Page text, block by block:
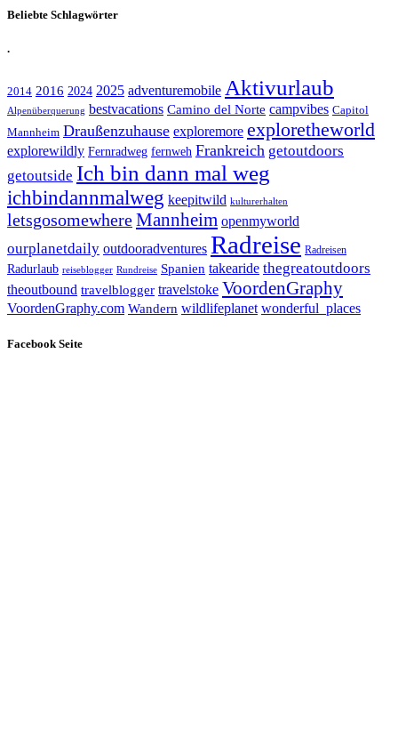
Beliebte Schlagwörter
.
2014 2016 2024 2025 adventuremobile Aktivurlaub
Alpenüberquerung bestvacations Camino del Norte campvibes Capitol
Mannheim Draußenzuhause exploremore exploretheworld
explorewildly Fernradweg fernweh Frankreich getoutdoors
getoutside Ich bin dann mal weg
ichbindannmalweg keepitwild kulturerhalten
letsgosomewhereMannheim openmyworld
ourplanetdaily outdooradventures Radreise Radreisen
Radurlaub reiseblogger Rundreise Spanien takearide thegreatoutdoors
theoutbound travelblogger travelstoke VoordenGraphy
VoordenGraphy.com Wandern wildlifeplanet wonderful_places
Facebook Seite